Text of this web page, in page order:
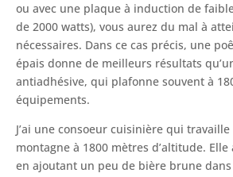
ou avec une plaque à induction de
de 2000 watts), vous aurez du mal à
nécessaires. Dans ce cas précis, une
épais donne de meilleurs résultats
antiadhésive, qui plafonne souvent à
équipements.
J’ai une consoeur cuisinière qui
montagne à 1800 mètres d’altitude.
en ajoutant un peu de bière brune